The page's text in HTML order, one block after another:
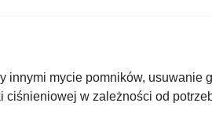
innymi mycie pomników,
w zależności od